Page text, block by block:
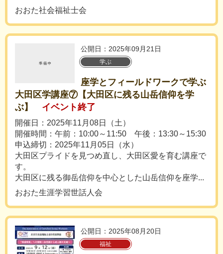
おおた社会福祉士会
公開日：2025年09月21日
学ぶ
座学とフィールドワークで学ぶ
大田区学講座⑦【大田区に残る山岳信仰を学
ぶ】
イベント終了
開催日：2025年11月08日（土）
開催時間：午前：10:00～11:50 午後：13:30～15:30
申込締切：2025年11月05日（水）
大田区プライドを見つめ直し、大田区愛を育む講座で
す。
大田区に残る御岳信仰を中心とした山岳信仰を座学...
おおた生涯学習世話人会
公開日：2025年08月20日
福祉